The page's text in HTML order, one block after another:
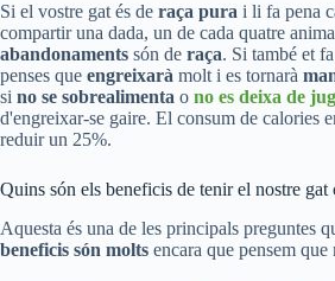
Si el vostre gat és de raça pura i li fa pena
compartir una dada, un de cada quatre
abandonaments són de raça. Si també et
penses que engreixarà molt i es tornarà
si no se sobrealimenta o no es deixa de
d'engreixar-se gaire. El consum de calories
reduir un 25%.
Quins són els beneficis de tenir el nostre gat
Aquesta és una de les principals preguntes
beneficis són molts encara que pensem que